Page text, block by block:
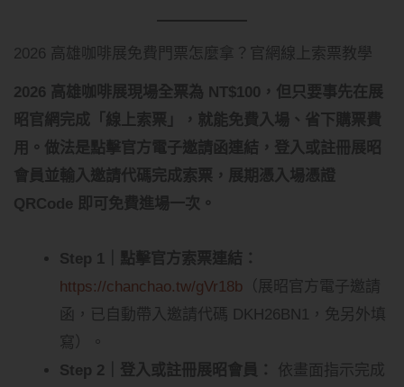
2026 高雄咖啡展免費門票怎麼拿？官網線上索票教學
2026 高雄咖啡展現場全票為 NT$100，但只要事先在展
昭官網完成「線上索票」，就能免費入場、省下購票費
用。做法是點擊官方電子邀請函連結，登入或註冊展昭
會員並輸入邀請代碼完成索票，展期憑入場憑證
QRCode 即可免費進場一次。
Step 1｜點擊官方索票連結：
https://chanchao.tw/gVr18b （展昭官方電子邀請
函，已自動帶入邀請代碼 DKH26BN1，免另外填
寫）。
Step 2｜登入或註冊展昭會員：
依畫面指示完成